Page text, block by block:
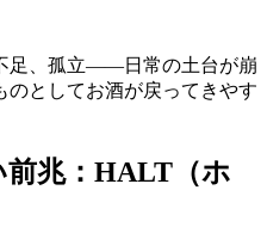
足、孤立——日常の土台が崩
としてお酒が戻ってきやす
兆：HALT（ホ